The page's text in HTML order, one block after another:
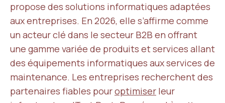
propose des solutions informatiques adaptées
aux entreprises. En 2026, elle s’affirme comme
un acteur clé dans le secteur B2B en offrant
une gamme variée de produits et services allant
des équipements informatiques aux services de
maintenance. Les entreprises recherchent des
partenaires fiables pouroptimiser leur